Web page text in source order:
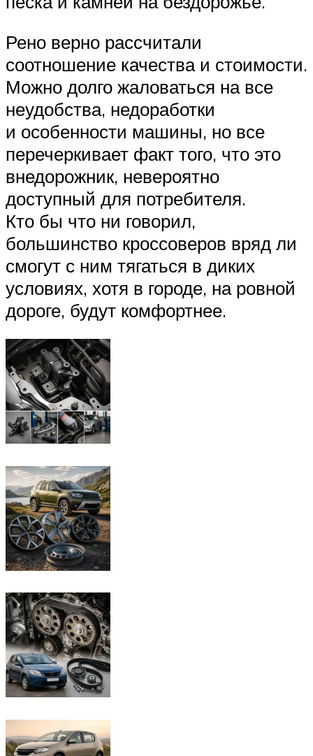
Рено верно рассчитали
соотношение качества и стоимости.
Можно долго жаловаться на все
неудобства, недоработки
и особенности машины, но все
перечеркивает факт того, что это
внедорожник, невероятно
доступный для потребителя.
Кто бы что ни говорил,
большинство кроссоверов вряд ли
смогут с ним тягаться в диких
условиях, хотя в городе, на ровной
дороге, будут комфортнее.